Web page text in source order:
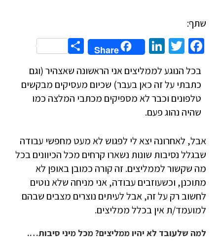
שתף:
Facebook
Twitter
LinkedIn
Share
Share
בכל הנוגע לממליצים אני הראשונה שאצהיר (וגם
כתבתי על זה כאן בעבר) שכיום מעסיקים מבקשים
טלפונים וכבר לא מספיקים מכתבי המלצה כמו
שהיה נהוג פעם.
אבל, לאחרונה יצא לי לפגוש לא מעט מחפשי עבודה
שבגלל נסיבות שונות נשארו קרחים מכל הכיוונים בכל
מה שקשור לממליצים. זה קורה כמובן באופן לא
מתוכנן, וכשעוזבים עבודה, אני מניחה שלא נוטים
לחשוב רק על זה, אבל לעיתים נוצרים מצבים שבהם
למועמד/ת אין בכלל ממליצים.
למה שלעובד לא יהיו ממליצים? מכל מיני סיבות….